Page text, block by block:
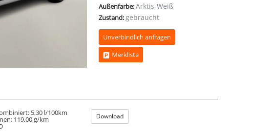
Außenfarbe:Arktis-Weiß
Zustand:gebraucht
Unverbindlich anfragen
Merkliste
5,30 l/100km
119,00 g/km Download